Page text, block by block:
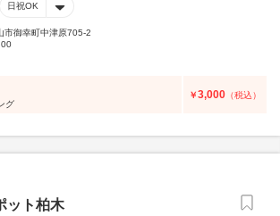
日祝OK
市御幸町中津原705-2
グ
￥3,000 （税込）
ット柏木